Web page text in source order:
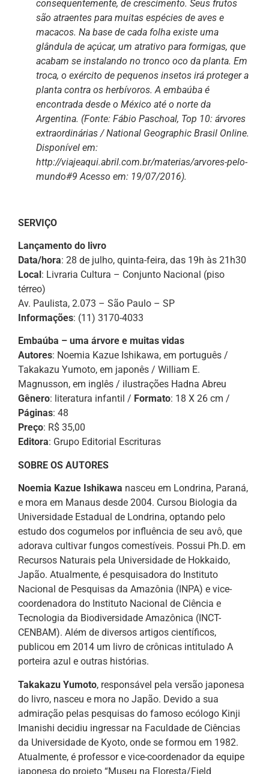
consequentemente, de crescimento. Seus frutos
são atraentes para muitas espécies de aves e
macacos. Na base de cada folha existe uma
glândula de açúcar, um atrativo para formigas, que
acabam se instalando no tronco oco da planta. Em
troca, o exército de pequenos insetos irá proteger a
planta contra os herbívoros. A embaúba é
encontrada desde o México até o norte da
Argentina. (Fonte: Fábio Paschoal, Top 10: árvores
extraordinárias / National Geographic Brasil Online.
Disponível em:
http://viajeaqui.abril.com.br/materias/arvores-pelo-
mundo#9 Acesso em: 19/07/2016).
SERVIÇO
Lançamento do livro
Data/hora: 28 de julho, quinta-feira, das 19h às 21h30
Local: Livraria Cultura – Conjunto Nacional (piso
térreo)
Av. Paulista, 2.073 – São Paulo – SP
Informações: (11) 3170-4033
Embaúba – uma árvore e muitas vidas
Autores: Noemia Kazue Ishikawa, em português /
Takakazu Yumoto, em japonês / William E.
Magnusson, em inglês / ilustrações Hadna Abreu
Gênero: literatura infantil / Formato: 18 X 26 cm /
Páginas: 48
Preço: R$ 35,00
Editora: Grupo Editorial Escrituras
SOBRE OS AUTORES
Noemia Kazue Ishikawa nasceu em Londrina, Paraná,
e mora em Manaus desde 2004. Cursou Biologia da
Universidade Estadual de Londrina, optando pelo
estudo dos cogumelos por influência de seu avô, que
adorava cultivar fungos comestíveis. Possui Ph.D. em
Recursos Naturais pela Universidade de Hokkaido,
Japão. Atualmente, é pesquisadora do Instituto
Nacional de Pesquisas da Amazônia (INPA) e vice-
coordenadora do Instituto Nacional de Ciência e
Tecnologia da Biodiversidade Amazônica (INCT-
CENBAM). Além de diversos artigos científicos,
publicou em 2014 um livro de crônicas intitulado A
porteira azul e outras histórias.
Takakazu Yumoto, responsável pela versão japonesa
do livro, nasceu e mora no Japão. Devido a sua
admiração pelas pesquisas do famoso ecólogo Kinji
Imanishi decidiu ingressar na Faculdade de Ciências
da Universidade de Kyoto, onde se formou em 1982.
Atualmente, é professor e vice-coordenador da equipe
japonesa do projeto “Museu na Floresta/Field